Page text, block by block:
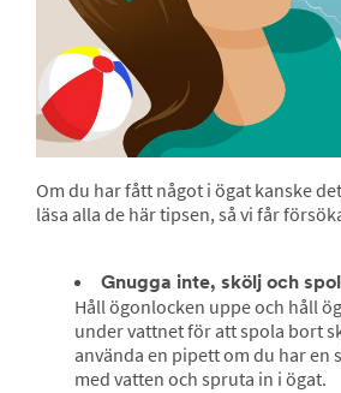
Om du har fått något i ögat kanske
läsa alla de här tipsen, så vi får
Gnugga inte, skölj och
Håll ögonlocken uppe och håll
under vattnet för att spola bort
använda en pipett om du har en
med vatten och spruta in i ögat.